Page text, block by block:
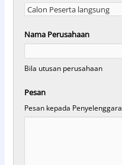
Nama Perusahaan
Bila utusan perusahaan
Pesan
Pesan kepada Penyelenggara